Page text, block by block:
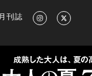
たライフスタイル情報
刊誌